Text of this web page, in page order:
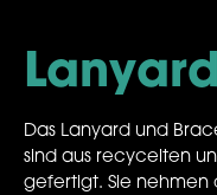
Das Lanyard und
sind aus recycelten
gefertigt. Sie nehmen